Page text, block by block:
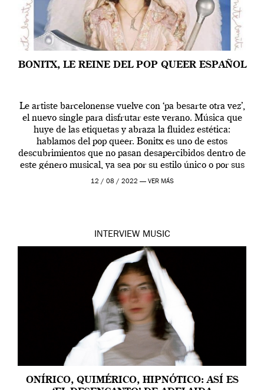
BONITX, LE REINE DEL POP QUEER ESPAÑOL
Le artiste barcelonense vuelve con ‘pa besarte otra vez’,
el nuevo single para disfrutar este verano. Música que
huye de las etiquetas y abraza la fluidez estética:
hablamos del pop queer. Bonitx es uno de estos
descubrimientos que no pasan desapercibidos dentro de
este género musical, ya sea por su estilo único o por sus
[…]
12 / 08 / 2022 — VER MÁS
INTERVIEW MUSIC
ONÍRICO, QUIMÉRICO, HIPNÓTICO: ASÍ ES